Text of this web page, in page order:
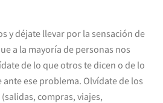
y déjate llevar por la sensación de
a la mayoría de personas nos
de lo que otros te dicen o de lo
ese problema. Olvídate de los
compras, viajes,